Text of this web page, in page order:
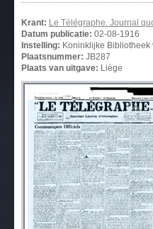
Krant: Le Télégraphe. Journal
Datum publicatie: 02-08-1916
Instelling: Koninklijke Bibliotheek
Plaatsnummer: JB287
Plaats van uitgave: Liège